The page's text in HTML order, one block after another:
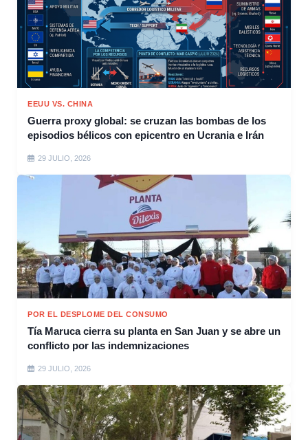
EEUU VS. CHINA
Guerra proxy global: se cruzan las bombas de los
episodios bélicos con epicentro en Ucrania e Irán
29 JULIO, 2026
POR EL DESPLOME DEL CONSUMO
Tía Maruca cierra su planta en San Juan y se abre un
conflicto por las indemnizaciones
29 JULIO, 2026